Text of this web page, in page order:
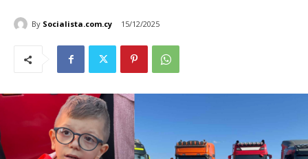
By Socialista.com.cy 15/12/2025